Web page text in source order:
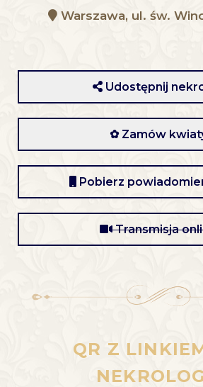
Warszawa, ul. św.
Udostępnij
✿ Zamów
Pobierz
Transmisja
QR Z